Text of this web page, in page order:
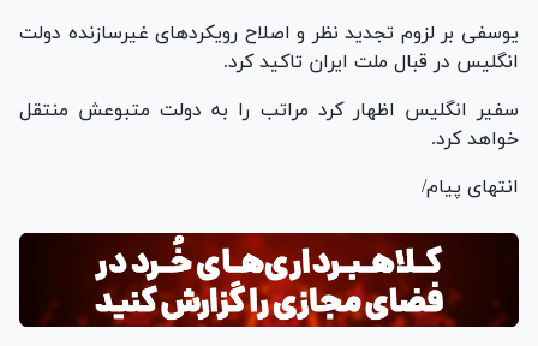
یوسفی بر لزوم تجدید نظر و اصلاح رویکرد‌های غیرسازنده دولت
انگلیس در قبال ملت ایران تاکید کرد.
سفیر انگلیس اظهار کرد مراتب را به دولت متبوعش منتقل
خواهد کرد.
انتهای پیام/